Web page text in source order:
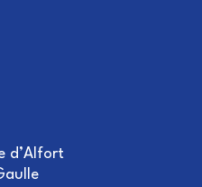
d’Alfort